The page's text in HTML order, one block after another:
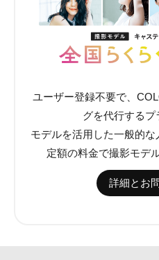
ユーザー登録不要で、
グを代行するプ
モデルを活用した一般的な
定額の料金で撮影モデ
詳細とお